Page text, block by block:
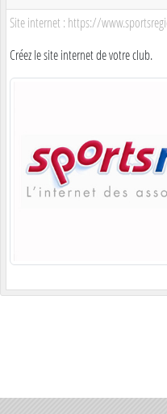
Site internet : https://
Créez le site internet de votre club.